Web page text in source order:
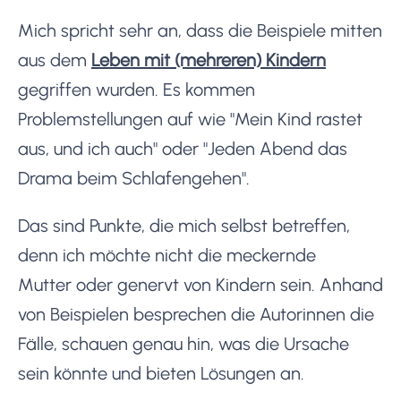
Mich spricht sehr an, dass die Beispiele mitten
aus dem Leben mit (mehreren) Kindern
gegriffen wurden. Es kommen
Problemstellungen auf wie "Mein Kind rastet
aus, und ich auch" oder "Jeden Abend das
Drama beim Schlafengehen".
Das sind Punkte, die mich selbst betreffen,
denn ich möchte nicht die meckernde
Mutter oder genervt von Kindern sein. Anhand
von Beispielen besprechen die Autorinnen die
Fälle, schauen genau hin, was die Ursache
sein könnte und bieten Lösungen an.